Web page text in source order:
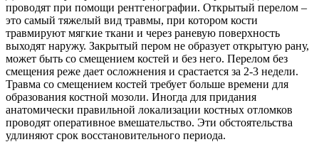
проводят при помощи рентгенографии. Открытый перелом –
это самый тяжелый вид травмы, при котором кости
травмируют мягкие ткани и через раневую поверхность
выходят наружу. Закрытый пером не образует открытую рану,
может быть со смещением костей и без него. Перелом без
смещения реже дает осложнения и срастается за 2-3 недели.
Травма со смещением костей требует больше времени для
образования костной мозоли. Иногда для придания
анатомически правильной локализации костных отломков
проводят оперативное вмешательство. Эти обстоятельства
удлиняют срок восстановительного периода.